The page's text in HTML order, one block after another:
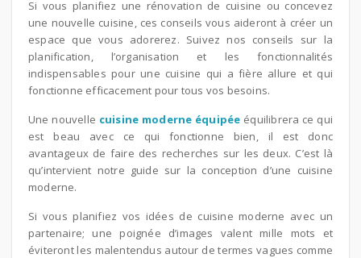
Si vous planifiez une rénovation de cuisine ou concevez
une nouvelle cuisine, ces conseils vous aideront à créer un
espace que vous adorerez. Suivez nos conseils sur la
planification, l’organisation et les fonctionnalités
indispensables pour une cuisine qui a fière allure et qui
fonctionne efficacement pour tous vos besoins.
Une nouvelle cuisine moderne équipée équilibrera ce qui
est beau avec ce qui fonctionne bien, il est donc
avantageux de faire des recherches sur les deux. C’est là
qu’intervient notre guide sur la conception d’une cuisine
moderne.
Si vous planifiez vos idées de cuisine moderne avec un
partenaire; une poignée d’images valent mille mots et
éviteront les malentendus autour de termes vagues comme